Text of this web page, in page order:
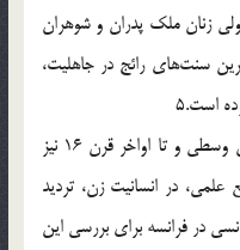
ولي زنان ملک پدران و شوهران
سنت‌هاي رائج در جاهليت،
است.5
اين وضعيت اسف‌بار، در اروپا حتي در قرون وسطي و تا اواخر قرن 16 نيز
علمي، در انسانيت زن، ترديد
ميلادي کنفرانسي در فرانسه براي بررسي اين